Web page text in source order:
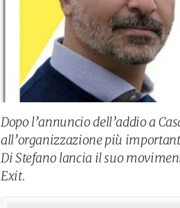
Dopo l’annuncio dell’addio a
all’organizzazione più
Di Stefano lancia il suo
Exit.